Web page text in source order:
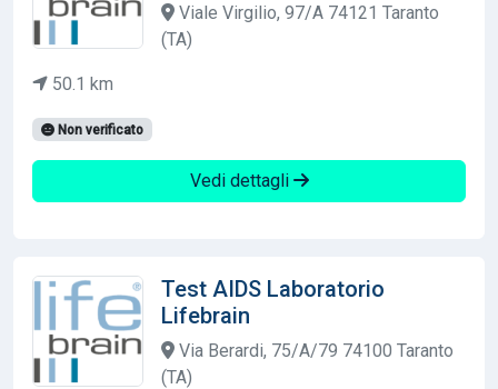
Viale Virgilio, 97/A 74121 Taranto
(TA)
50.1 km
Non verificato
Vedi dettagli
Test AIDS Laboratorio
Lifebrain
Via Berardi, 75/A/79 74100 Taranto
(TA)